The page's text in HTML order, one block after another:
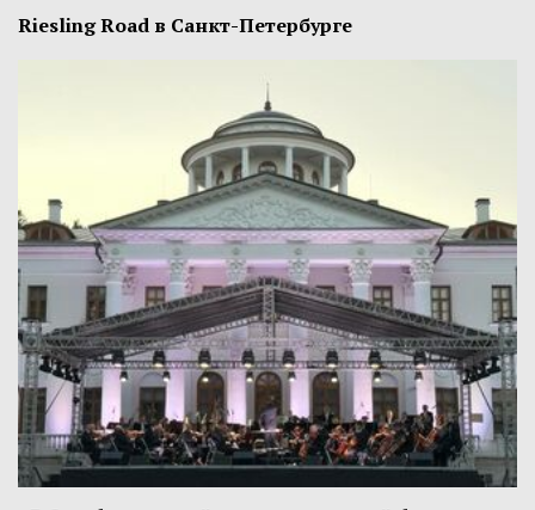
Riesling Road в Санкт-Петербурге